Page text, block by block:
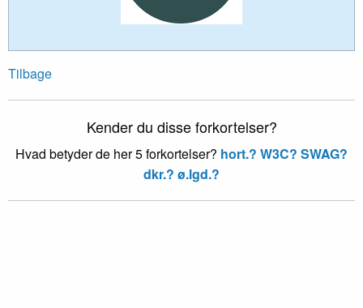
Tilbage
Kender du disse forkortelser?
Hvad betyder de her 5 forkortelser? hort.? W3C? SWAG?
dkr.? ø.lgd.?